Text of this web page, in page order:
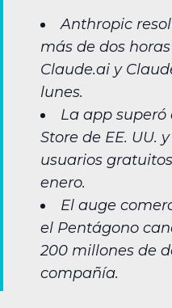
Anthropic
más de dos
Claude.ai y
lunes.
La app superó
Store de EE. UU.
usuarios
enero.
El auge
el Pentágono
200 millones de
compañía.